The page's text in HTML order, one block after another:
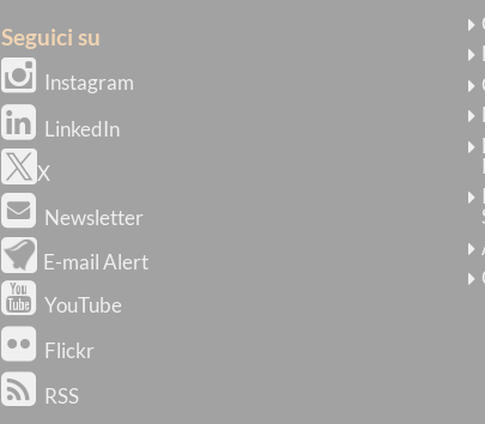
Seguici su
Instagram
LinkedIn
X
Newsletter
E-mail Alert
YouTube
Flickr
RSS